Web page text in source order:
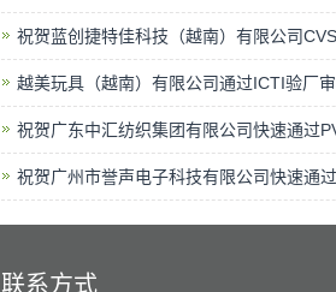
祝贺蓝创捷特佳科技（越南）有限公司
越美玩具（越南）有限公司通过ICTI验厂
祝贺广东中汇纺织集团有限公司快速通过
祝贺广州市誉声电子科技有限公司快速通
联系方式